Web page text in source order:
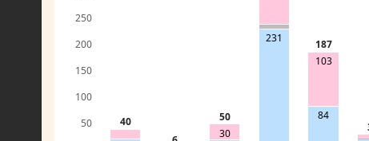
231
84
40
30
50
103
187
50
100
150
200
250